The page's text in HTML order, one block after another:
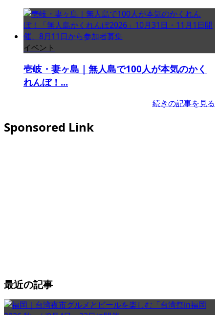
イベント
壱岐・妻ヶ島｜無人島で100人が本気のかく
れんぼ！...
続きの記事を見る
Sponsored Link
最近の記事